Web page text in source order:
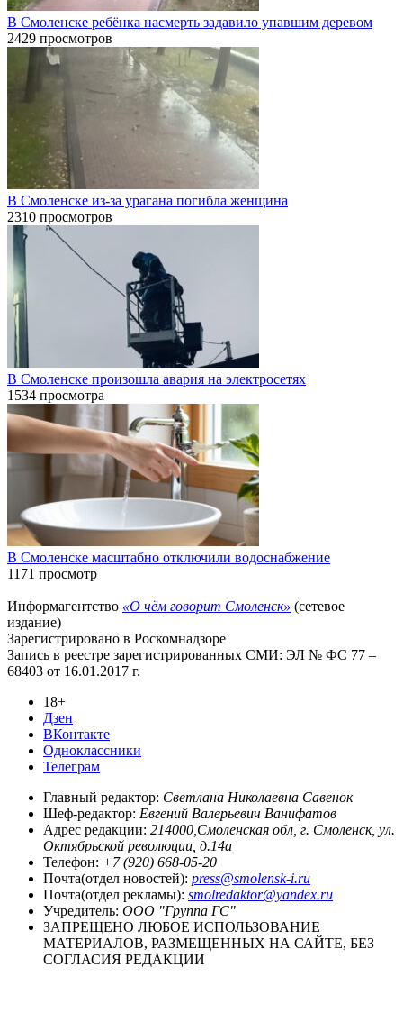
В Смоленске ребёнка насмерть задавило упавшим деревом
2429 просмотров
В Смоленске из-за урагана погибла женщина
2310 просмотров
В Смоленске произошла авария на электросетях
1534 просмотра
В Смоленске масштабно отключили водоснабжение
1171 просмотр
Информагентство «О чём говорит Смоленск» (сетевое
издание)
Зарегистрировано в Роскомнадзоре
Запись в реестре зарегистрированных СМИ: ЭЛ № ФС 77 –
68403 от 16.01.2017 г.
18+
Дзен
ВКонтакте
Одноклассники
Телеграм
Главный редактор: Светлана Николаевна Савенок
Шеф-редактор: Евгений Валерьевич Ванифатов
Адрес редакции: 214000,Смоленская обл, г. Смоленск, ул.
Октябрьской революции, д.14а
Телефон: +7 (920) 668-05-20
Почта(отдел новостей): press@smolensk-i.ru
Почта(отдел рекламы): smolredaktor@yandex.ru
Учредитель: ООО "Группа ГС"
ЗАПРЕЩЕНО ЛЮБОЕ ИСПОЛЬЗОВАНИЕ
МАТЕРИАЛОВ, РАЗМЕЩЕННЫХ НА САЙТЕ, БЕЗ
СОГЛАСИЯ РЕДАКЦИИ